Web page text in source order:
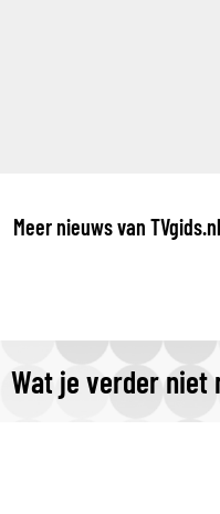
Meer nieuws van TVgids.nl
Wat je verder niet